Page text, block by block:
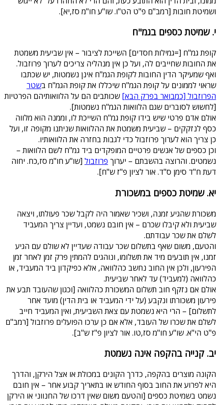
ושמיטת חובות [רמב"ם פ"ט הט"ו. שו"ע חו"מ סז,יא].
י. שמיטת כספים בגמ"ח
קופת גמ"ח [=גמילות חסדים] השייכת לציבור – אין שביעית משמטת
את החובות שחייבים לה, ועל כן אין מנהליה צריכים לערוך פרוזבול.
ואף שמעיקר הדין החובות לקופת הגמ"ח אינן נשמטות, יש שכתבו
שראוי לממונים על קופת הגמ"ח שיכללו את קופת הגמ"ח בשטר
הפרוזבול [כמבואר בפרק הבא]שכותבים הם על הלוואותיהם הפרטיות
[לחשוש לסוברים שגם הלוואות הגמ"ח נשמטות].
אולם אדם פרטי שיש בידו קופת גמ"ח השייכת לו, וממנה הוא מלווה
כסף לנזקקים – שביעית משמטת את ההלוואות שניתנו מקופה זו, ועל
כן צריך הוא לערוך פרוזבול כדי לגבות בחזרה את הלוואותיו.
וכן כספים של אנשים פרטיים המופקדים ביד גמ"ח לשם הלוואות –
נשמטים. והרוצה בהשבתם – יערוך פרוזבול [שו"ע חו"מ סז,כח. יחוה
דעת ח"ד סימן ס"ד. אור לציון פ"ז ש"ח].
יא. שמיטת כספים במשכורת
משכורת שהגיע זמנה, ושכיר שאמור היה לקבל שכר פעולתו, ויצאה
שביעית ולא קיבלו שכרם – אין חובם נשמט, ועדיין צריך המעביד
לשלם את שכר עבודתם.
והטעם, משום שאף בתשלום שכר עבודה שעדיין לא שולם עם הגיע
זמנו, אין תובעים מיד את תשלומו, ונוהגים להמתין פרק זמן לאחר זמן
הפירעון, ולכן אין החוב נחשב כהלוואה, אלא כפיקדון ביד המעביד, או
כהלוואה (למעביד) עד לאחר שביעית.
אולם אם נזקף חוב תשלום המשכורת כהלוואה [וכגון שהעובד תבע את
פירעון משכורתו ונקבע (על ידי המעביד או בית הדין) מועד אחר
לתשלום] – הרי היא נשמטת עם צאת השביעית, ואין המעביד חייב
לשלם את שכרו של העובד, אלא אם כן ערכו הפועלים פרוזבול [רמב"ם
פ"ט הי"א. שו"ע חו"מ סז,טו. אור לציון פ"ז ש"ב].
יב. קנייה בהקפה אינה נשמטת
הקונה מוצרים בהקפה, כדרך הקונים במכולת או אצל הירקן, והדרך
היא לפרוע את החוב בסוף החודש או בתאריך קבוע אחר – אין חובם
נשמט בשמיטת כספים [והטעם משום שאין דרכו של החנווני או הירקן